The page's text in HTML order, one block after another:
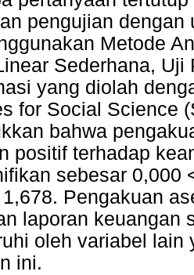
pengujian
Metode
Sederhana,
yang diolah
for Social Science
bahwa
positif terhadap
sebesar 0,000
Pengakuan
laporan keuangan
oleh variabel
ini.